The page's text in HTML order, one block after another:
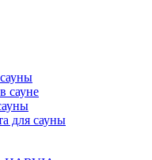
сауне
для сауны